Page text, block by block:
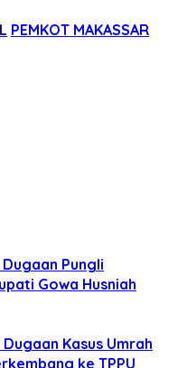
PEMKOT MAKASSAR
Pungli
Gowa Husniah
Kasus Umrah
ke TPPU